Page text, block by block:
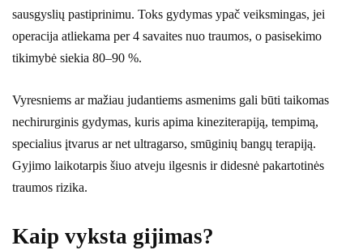
sausgyslių pastiprinimu. Toks gydymas ypač veiksmingas, jei
operacija atliekama per 4 savaites nuo traumos, o pasisekimo
tikimybė siekia 80–90 %.
Vyresniems ar mažiau judantiems asmenims gali būti taikomas
nechirurginis gydymas, kuris apima kineziterapiją, tempimą,
specialius įtvarus ar net ultragarso, smūginių bangų terapiją.
Gyjimo laikotarpis šiuo atveju ilgesnis ir didesnė pakartotinės
traumos rizika.
Kaip vyksta gijimas?